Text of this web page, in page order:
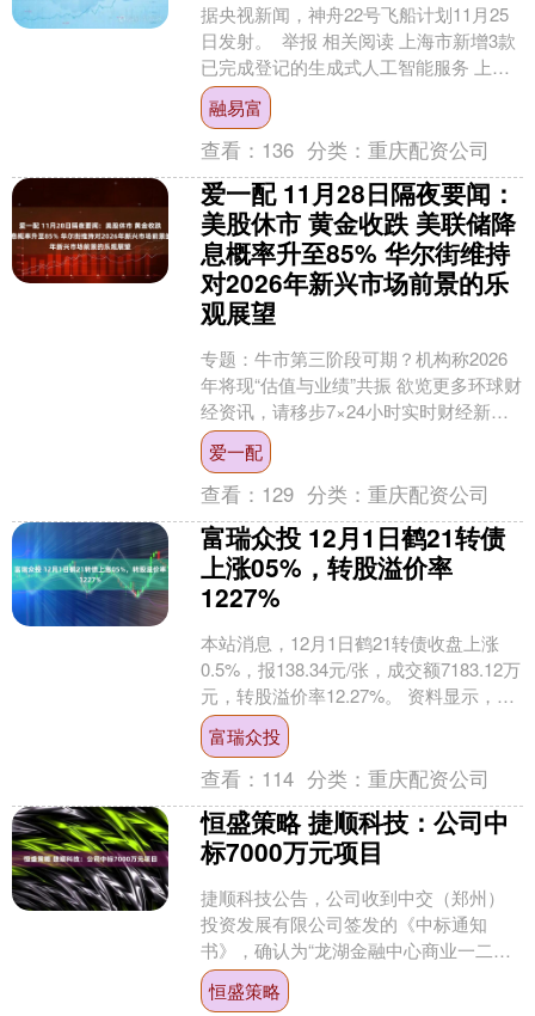
据央视新闻，神舟22号飞船计划11月25
日发射。 ​​​​ 举报 相关阅读 上海市新增3款
已完成登记的生成式人工智能服务 上海
市新增3款已完成登记的生成式人工智....
融易富
查看： 136 分类：重庆配资公司
爱一配 11月28日隔夜要闻：
美股休市 黄金收跌 美联储降
息概率升至85% 华尔街维持
对2026年新兴市场前景的乐
观展望
专题：牛市第三阶段可期？机构称2026
年将现“估值与业绩”共振 欲览更多环球财
经资讯，请移步7×24小时实时财经新闻
市场 美国股市周四因感恩节休市 周五提
前3....
爱一配
查看： 129 分类：重庆配资公司
富瑞众投 12月1日鹤21转债
上涨05%，转股溢价率
1227%
本站消息，12月1日鹤21转债收盘上涨
0.5%，报138.34元/张，成交额7183.12万
元，转股溢价率12.27%。 资料显示，鹤
21转债信用级别为“AA”....
富瑞众投
查看： 114 分类：重庆配资公司
恒盛策略 捷顺科技：公司中
标7000万元项目
捷顺科技公告，公司收到中交（郑州）
投资发展有限公司签发的《中标通知
书》，确认为“龙湖金融中心商业一二三
四区负二层负三层地下停车场运营管
理”中标单位。项目运营期限....
恒盛策略